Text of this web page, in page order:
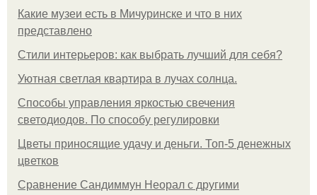
Какие музеи есть в Мичуринске и что в них
представлено
Стили интерьеров: как выбрать лучший для себя?
Уютная светлая квартира в лучах солнца.
Способы управления яркостью свечения
светодиодов. По способу регулировки
Цветы приносящие удачу и деньги. Топ-5 денежных
цветков
Сравнение Сандиммун Неорал с другими